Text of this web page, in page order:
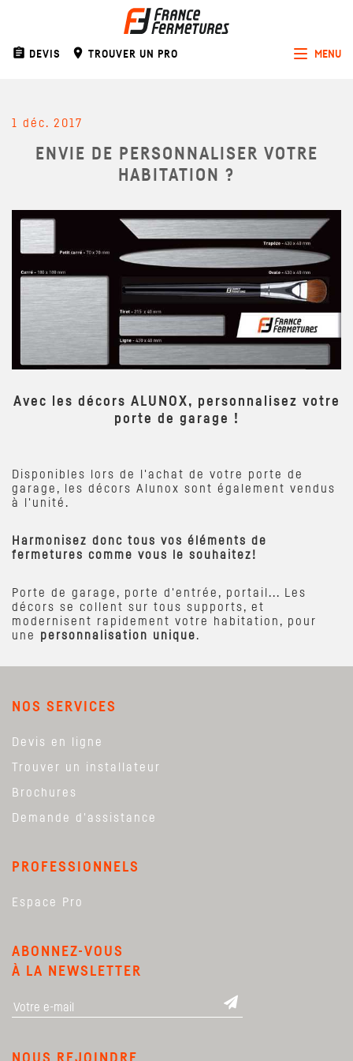
Toggle
MENU
assignment DEVIS room TROUVER UN PRO
1 déc. 2017
ENVIE DE PERSONNALISER VOTRE
HABITATION ?
Avec les décors ALUNOX, personnalisez votre
porte de garage !
Disponibles lors de l'achat de votre porte de
garage, les décors Alunox sont également vendus
à l'unité.
Harmonisez donc tous vos éléments de
fermetures comme vous le souhaitez!
Porte de garage, porte d'entrée, portail... Les
décors se collent sur tous supports, et
modernisent rapidement votre habitation, pour
une personnalisation unique.
NOS SERVICES
Devis en ligne
Trouver un installateur
Brochures
Demande d'assistance
PROFESSIONNELS
Espace Pro
ABONNEZ-VOUS
À LA NEWSLETTER